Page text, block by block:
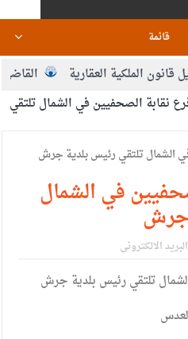
قائمة
الملكية العقارية
القاضي
نقابة الصحفيين في الشمال تلتقي
في الشمال
جرش
البريد الالكترونى
تلتقي رئيس بلدية جرش